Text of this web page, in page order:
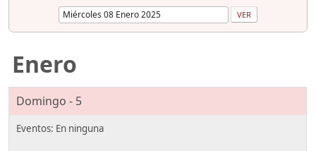
Enero
Domingo - 5